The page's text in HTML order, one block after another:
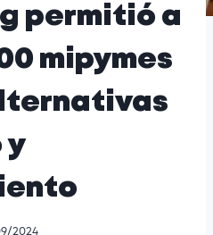
permitió a
mipymes
y
2024